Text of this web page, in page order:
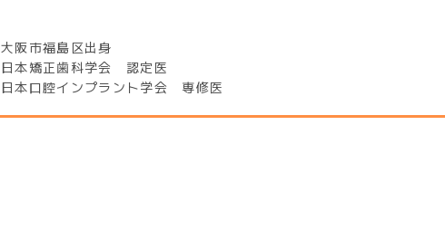
大阪市福島区出身
日本矯正歯科学会 認定医
日本口腔インプラント学会 専修医